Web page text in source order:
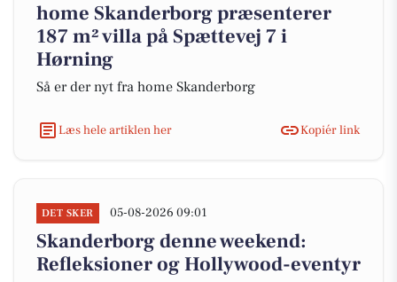
home Skanderborg præsenterer
187 m² villa på Spættevej 7 i
Hørning
Så er der nyt fra home Skanderborg
Læs hele artiklen her Kopiér link
DET SKER 05-08-2026 09:01
Skanderborg denne weekend:
Refleksioner og Hollywood-eventyr